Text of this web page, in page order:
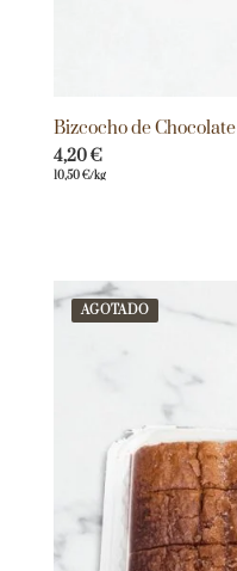
Bizcocho de Chocolate
4,20€
10,50€/kg
AGOTADO